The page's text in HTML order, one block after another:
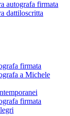
autografa firmata
dattiloscritta
firmata
a Michele
firmata